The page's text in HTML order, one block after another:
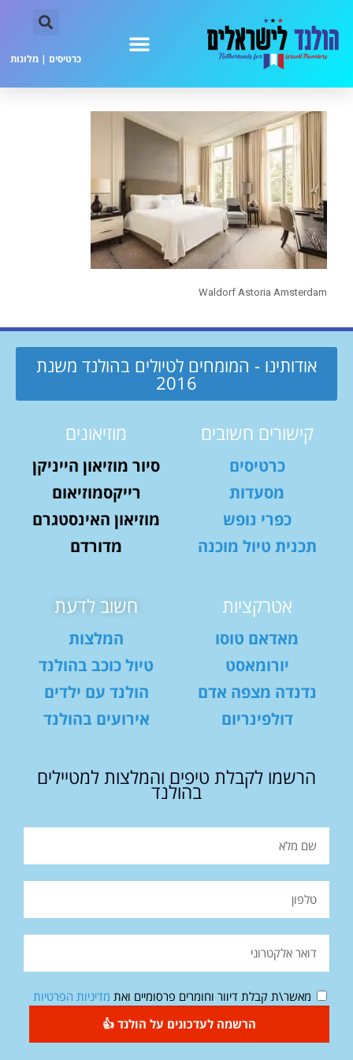
כרטיסים | מלונות
Waldorf Astoria Amsterdam
אודותינו - המומחים לטיולים בהולנד משנת
2016
קישורים חשובים
כרטיסים
מסעדות
כפרי נופש
תכנית טיול מוכנה
מוזיאונים
סיור מוזיאון הייניקן
רייקסמוזיאום
מוזיאון האינסטגרם
מדורדם
אטרקציות
מאדאם טוסו
יורומאסט
נדנדה מצפה אדם
דולפינריום
חשוב לדעת
המלצות
טיול כוכב בהולנד
הולנד עם ילדים
אירועים בהולנד
הרשמו לקבלת טיפים והמלצות למטיילים
בהולנד
מאשר\ת קבלת דיוור וחומרים פרסומיים ואת מדיניות הפרטיות
הרשמה לעדכונים על הולנד 👍